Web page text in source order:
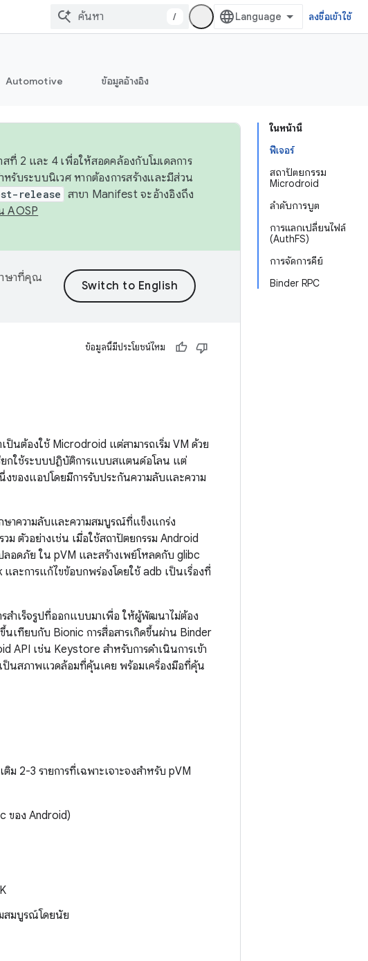
/ ลงชื่อเข้าใช้
Automotive ข้อมูลอ้างอิง
ในหน้านี้
ฟีเจอร์
สถาปัตยกรรม
Microdroid
ลำดับการบูต
การแลกเปลี่ยนไฟล์
(AuthFS)
การจัดการคีย์
Binder RPC
ที่ 2 และ 4 เพื่อให้สอดคล้องกับโมเดลการ
บระบบนิเวศ หากต้องการสร้างและมีส่วน
release สาขา Manifest จะอ้างอิงถึง
AOSP
าษาที่คุณ
ข้อมูลนี้มีประโยชน์ไหม
นต้องใช้ Microdroid แต่สามารถเริ่ม VM ด้วย
ยกใช้ระบบปฏิบัติการแบบสแตนด์อโลน แต่
ของแอปโดยมีการรับประกันความลับและความ
ษาความลับและความสมบูรณ์ที่แข็งแกร่ง
ตัวอย่างเช่น เมื่อใช้สถาปัตยกรรม Android
อดภัย ใน pVM และสร้างเพย์โหลดกับ glibc
ละการแก้ไขข้อบกพร่องโดยใช้ adb เป็นเรื่องที่
สำเร็จรูปที่ออกแบบมาเพื่อ ให้ผู้พัฒนาไม่ต้อง
เทียบกับ Bionic การสื่อสารเกิดขึ้นผ่าน Binder
API เช่น Keystore สำหรับการดำเนินการเข้า
นสภาพแวดล้อมที่คุ้นเคย พร้อมเครื่องมือที่คุ้น
2-3 รายการที่เฉพาะเจาะจงสำหรับ pVM
ของ Android)
สมบูรณ์โดยนัย